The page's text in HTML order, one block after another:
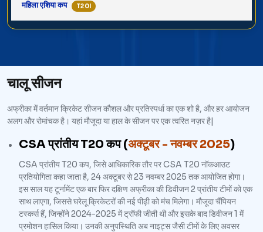
महिला एशिया कप T20I
चालू सीजन
अफ्रीका में वर्तमान क्रिकेट सीजन कौशल और प्रतिस्पर्धा का एक शो है, और हर आयोजन
अलग और रोमांचक है। यहां मौजूदा या हाल के सीजन पर एक त्वरित नज़र है|
CSA प्रांतीय T20 कप (अक्टूबर - नवम्बर 2025)
CSA प्रांतीय T20 कप, जिसे आधिकारिक तौर पर CSA T20 नॉकआउट
प्रतियोगिता कहा जाता है, 24 अक्टूबर से 23 नवम्बर 2025 तक आयोजित होगा।
इस साल यह टूर्नामेंट एक बार फिर दक्षिण अफ्रीका की डिवीजन 2 प्रांतीय टीमों को एक
साथ लाएगा, जिससे घरेलू क्रिकेटरों की नई पीढ़ी को मंच मिलेगा। मौजूदा चैंपियन
टस्कर्स हैं, जिन्होंने 2024-2025 में ट्रॉफी जीती थी और इसके बाद डिवीजन 1 में
प्रमोशन हासिल किया। उनकी अनुपस्थिति अब नाइट्स जैसी टीमों के लिए अवसर